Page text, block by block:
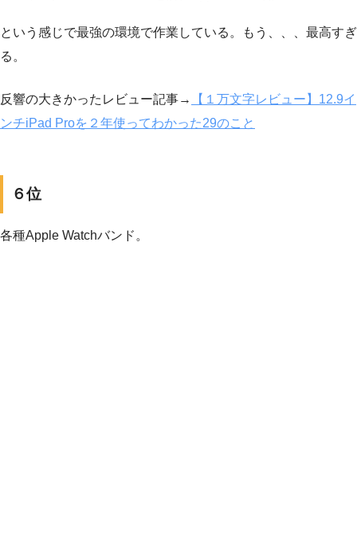
という感じで最強の環境で作業している。もう、、、最高すぎ
る。
反響の大きかったレビュー記事→
【１万文字レビュー】12.9イ
ンチiPad Proを２年使ってわかった29のこと
６位
各種Apple Watchバンド。